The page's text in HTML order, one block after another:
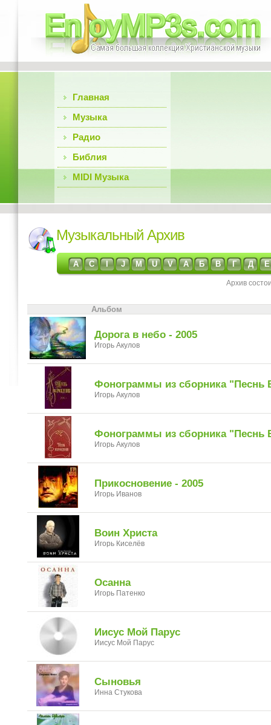
Главная
Музыка
Радио
Библия
MIDI Музыка
Музыкальный Архив
A C I J M U V А Б В Г Д Е
Архив
Альбом
Дорога в небо - 2005
Игорь Акулов
Фонограммы из сборника "Песнь
Игорь Акулов
Фонограммы из сборника "Песнь
Игорь Акулов
Прикосновение - 2005
Игорь Иванов
Воин Христа
Игорь Киселёв
Осанна
Игорь Патенко
Иисус Мой Парус
Иисус Мой Парус
Сыновья
Инна Стукова